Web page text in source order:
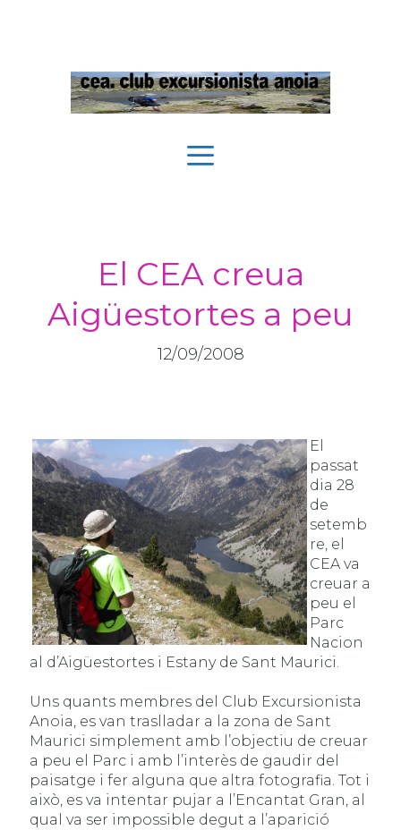
contingut
El CEA creua
Aigüestortes a peu
12/09/2008
El
passat
dia 28
de
setemb
re, el
CEA va
creuar a
peu el
Parc
Nacion
al d’Aigüestortes i Estany de Sant Maurici.
Uns quants membres del Club Excursionista
Anoia, es van traslladar a la zona de Sant
Maurici simplement amb l’objectiu de creuar
a peu el Parc i amb l’interès de gaudir del
paisatge i fer alguna que altra fotografia. Tot i
això, es va intentar pujar a l’Encantat Gran, al
qual va ser impossible degut a l’aparició